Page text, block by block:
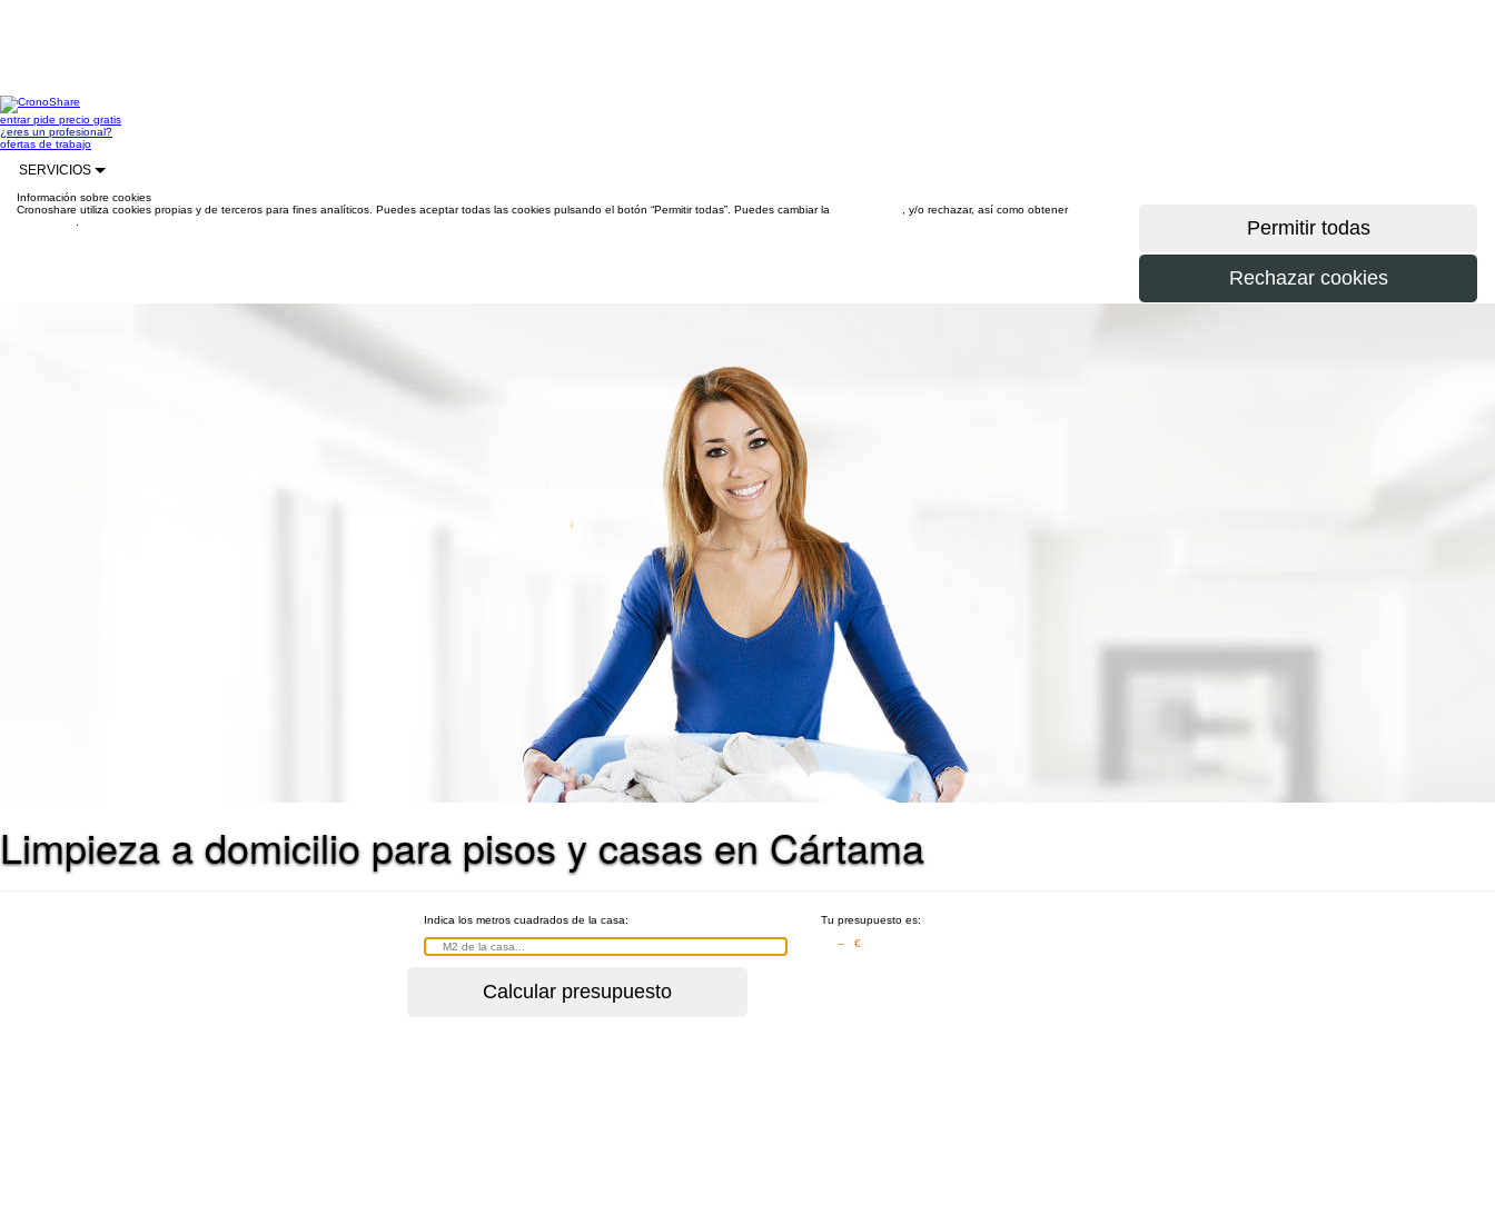
entrarpide precio gratis
¿eres un profesional?
ofertas de trabajo
SERVICIOS
Información sobre cookies
Cronoshare utiliza cookies propias y de terceros para fines analíticos. Puedes aceptar todas las cookies pulsando el botón “Permitir todas”. Puedes cambiar la
, y/o rechazar, así como obtener
Limpieza a domicilio para pisos y casas en Cártama
Indica los metros cuadrados de la casa:
Tu presupuesto es:
– €